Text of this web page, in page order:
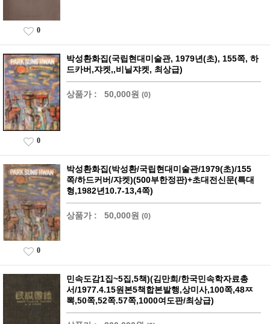
0
박성환화집(국립현대미술관, 1979년(초), 155쪽, 하
드카버,쟈켓,,비닐쟈켓, 최상급)
상품가 : 50,000원 (0)
0
박성환화집(박성환/국립현대미술관/1979(초)/155
쪽/하드커버/쟈켓)(500부한정판)+초대전신문(특대
형,1982년10.7-13,4쪽)
상품가 : 50,000원 (0)
0
민속도감1집~5집,5책)(김만희/한국민속학자료총
서/1977.4.15원본5책합본발행,상미사,100쪽,48ㅉ
뽁,50쪽,52쪽.57쪽,1000여도판/최상급)